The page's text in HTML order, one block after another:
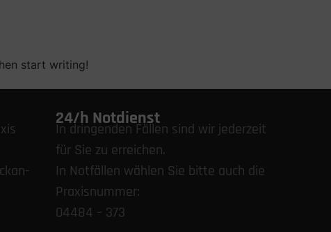
start writing!
24/h Notdienst
In dringenden Fällen sind wir jederzeit
für Sie zu erreichen.
In Notfällen wählen Sie bitte auch die
Praxisnummer:
04484 – 373